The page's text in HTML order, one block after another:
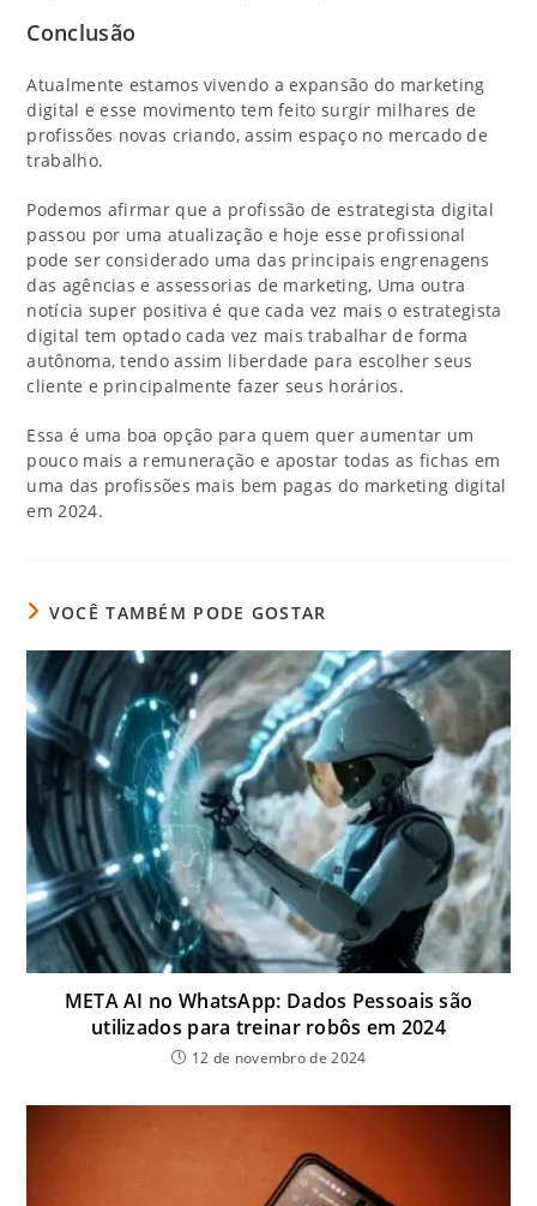
Conclusão
Atualmente estamos vivendo a expansão do marketing
digital e esse movimento tem feito surgir milhares de
profissões novas criando, assim espaço no mercado de
trabalho.
Podemos afirmar que a profissão de estrategista digital
passou por uma atualização e hoje esse profissional
pode ser considerado uma das principais engrenagens
das agências e assessorias de marketing, Uma outra
notícia super positiva é que cada vez mais o estrategista
digital tem optado cada vez mais trabalhar de forma
autônoma, tendo assim liberdade para escolher seus
cliente e principalmente fazer seus horários.
Essa é uma boa opção para quem quer aumentar um
pouco mais a remuneração e apostar todas as fichas em
uma das profissões mais bem pagas do marketing digital
em 2024.
VOCÊ TAMBÉM PODE GOSTAR
META AI no WhatsApp: Dados Pessoais são
utilizados para treinar robôs em 2024
12 de novembro de 2024